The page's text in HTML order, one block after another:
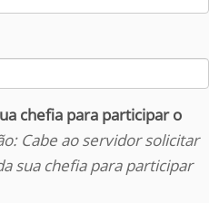
chefia para participar o
Cabe ao servidor solicitar
sua chefia para participar